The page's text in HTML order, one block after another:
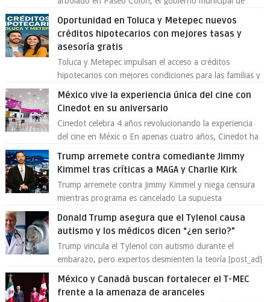
Oportunidad en Toluca y Metepec nuevos
créditos hipotecarios con mejores tasas y
asesoría gratis
Toluca y Metepec impulsan el acceso a créditos
hipotecarios con mejores condiciones para las familias y
México vive la experiencia única del cine con
Cinedot en su aniversario
Cinedot celebra 4 años revolucionando la experiencia
del cine en Méxic o En apenas cuatro años, Cinedot ha
Trump arremete contra comediante Jimmy
Kimmel tras críticas a MAGA y Charlie Kirk
Trump arremete contra Jimmy Kimmel y niega censura
mientras programa es cancelado La supuesta
Donald Trump asegura que el Tylenol causa
autismo y los médicos dicen “¿en serio?”
Trump vincula el Tylenol con autismo durante el
embarazo, pero expertos desmienten la teoría [post_ad]
México y Canadá buscan fortalecer el T-MEC
frente a la amenaza de aranceles